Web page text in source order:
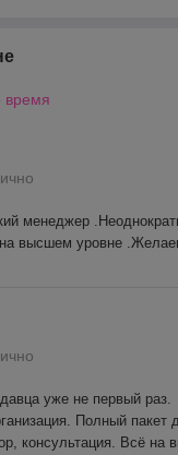
время
менеджер
на высшем уровне
уже не первый раз.
Полный пакет
консультация. Всё на